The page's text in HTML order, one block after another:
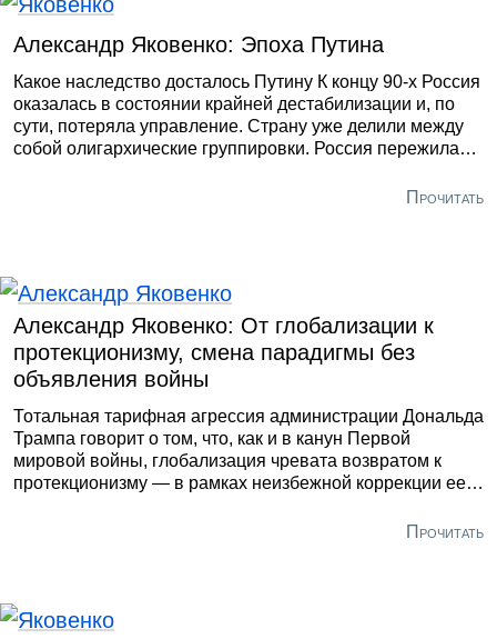
Александр Яковенко: Эпоха Путина
Какое наследство досталось Путину К концу 90-х Россия
оказалась в состоянии крайней дестабилизации и, по
сути, потеряла управление. Страну уже делили между
собой олигархические группировки. Россия пережила
девальвации рубля. Вторжение банды Басаева в
суверенитета и окончательной дезинтеграции. Мало кто
верил в ее будущее.
Прочитать
Александр Яковенко: От глобализации к
протекционизму, смена парадигмы без
объявления войны
Тотальная тарифная агрессия администрации Дональда
Трампа говорит о том, что, как и в канун Первой
мировой войны, глобализация чревата возвратом к
протекционизму — в рамках неизбежной коррекции ее
пострадавшими игроками и фиксации нового баланса
Прочитать